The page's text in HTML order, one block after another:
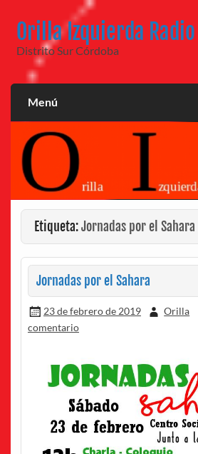
contenido
Orilla Izquierda Radio
Distrito Sur Córdoba
Menú
Etiqueta:Jornadas por el Sahara
Jornadas por el Sahara
23 de febrero de 2019 Orilla
comentario